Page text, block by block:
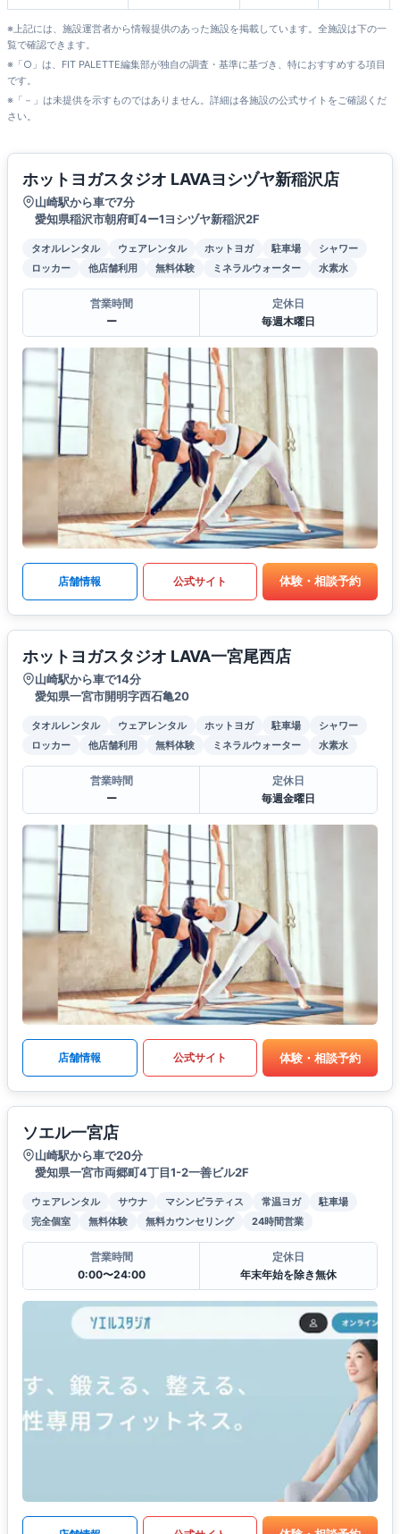
※上記には、施設運営者から情報提供のあった施設を掲載しています。全施設は下の一
覧で確認できます。
※「○」は、FIT PALETTE編集部が独自の調査・基準に基づき、特におすすめする項目
です。
※「－」は未提供を示すものではありません。詳細は各施設の公式サイトをご確認くだ
さい。
ホットヨガスタジオ LAVAヨシヅヤ新稲沢店
山崎駅から車で7分
愛知県稲沢市朝府町4ー1ヨシヅヤ新稲沢2F
タオルレンタル ウェアレンタル ホットヨガ 駐車場
シャワー
ロッカー
他店舗利用 無料体験 ミネラルウォーター 水素水
営業時間
ー
定休日
毎週木曜日
店舗情報 公式サイト 体験・相談予約
ホットヨガスタジオ LAVA一宮尾西店
山崎駅から車で14分
愛知県一宮市開明字西石亀20
タオルレンタル ウェアレンタル ホットヨガ 駐車場
シャワー
ロッカー
他店舗利用 無料体験 ミネラルウォーター 水素水
営業時間
ー
定休日
毎週金曜日
店舗情報 公式サイト 体験・相談予約
ソエル一宮店
山崎駅から車で20分
愛知県一宮市両郷町4丁目1-2一善ビル2F
ウェアレンタル サウナ マシンピラティス 常温ヨガ
駐車場
完全個室
無料体験 無料カウンセリング 24時間営業
営業時間
0:00〜24:00
定休日
年末年始を除き無休